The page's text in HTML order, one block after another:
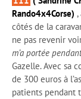
Rando4x4Corse)
côtés de la
ne pas revenir
m’a portée
Gazelle. Avec sa
de 300 euros à
patients pendant